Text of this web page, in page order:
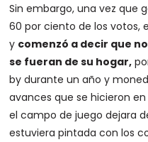
Sin embargo, una vez que
60 por ciento de los votos,
y comenzó a decir que
se fueran de su hogar,
by durante un año y
avances que se hicieron
el campo de juego dejara
estuviera pintada con los